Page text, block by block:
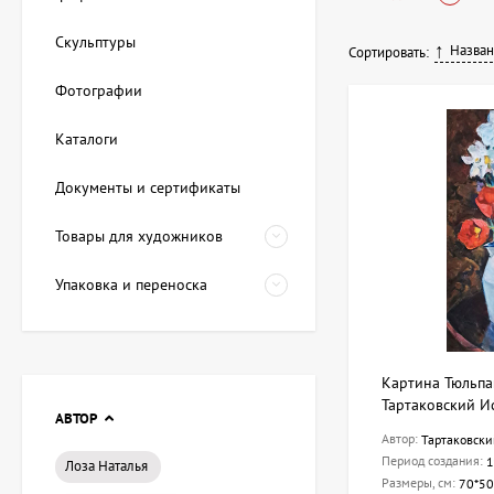
Наш
Мы предлагаем
сопровождается
также
лишних хлопот.
Гарантия
Как
Выбор картины –
Тематика и
Стиль
Сортировать:
Картина
Тартаковский
Автор:
Период создания:
Размеры, см: 70*50
Скульптуры
Фотографии
Каталоги
Документы и сертификаты
Товары для художников
Упаковка и переноска
АВТОР
Лоза Наталья